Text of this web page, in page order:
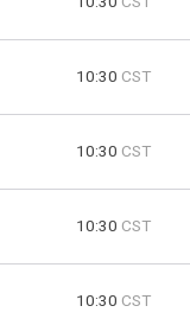
10:30 CST
10:30 CST
10:30 CST
10:30 CST